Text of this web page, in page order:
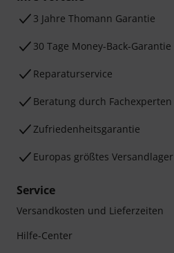
3 Jahre Thomann Garantie
30 Tage Money-Back-Garantie
Reparaturservice
Beratung durch Fachexperten
Zufriedenheitsgarantie
Europas größtes Versandlager
Service
Versandkosten und Lieferzeiten
Hilfe-Center